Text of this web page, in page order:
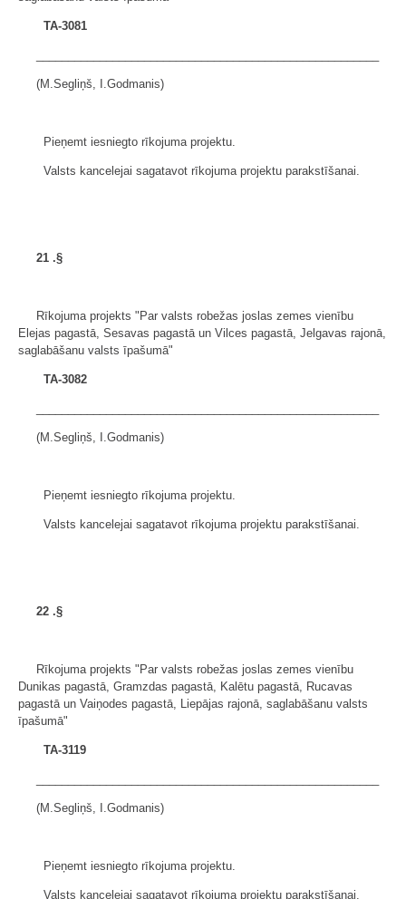
TA-3081
(M.Segliņš, I.Godmanis)
Pieņemt iesniegto rīkojuma projektu.
Valsts kancelejai sagatavot rīkojuma projektu parakstīšanai.
21 .§
Rīkojuma projekts "Par valsts robežas joslas zemes vienību
Elejas pagastā, Sesavas pagastā un Vilces pagastā, Jelgavas rajonā,
saglabāšanu valsts īpašumā"
TA-3082
(M.Segliņš, I.Godmanis)
Pieņemt iesniegto rīkojuma projektu.
Valsts kancelejai sagatavot rīkojuma projektu parakstīšanai.
22 .§
Rīkojuma projekts "Par valsts robežas joslas zemes vienību
Dunikas pagastā, Gramzdas pagastā, Kalētu pagastā, Rucavas
pagastā un Vaiņodes pagastā, Liepājas rajonā, saglabāšanu valsts
īpašumā"
TA-3119
(M.Segliņš, I.Godmanis)
Pieņemt iesniegto rīkojuma projektu.
Valsts kancelejai sagatavot rīkojuma projektu parakstīšanai.